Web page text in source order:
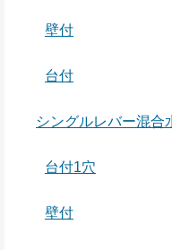
壁付
台付
シングルレバー混合
台付1穴
壁付